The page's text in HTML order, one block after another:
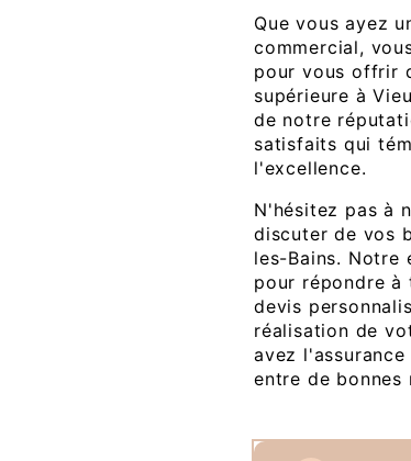
Que vous ayez
commercial,
pour vous offrir
supérieure à
de notre
satisfaits qui
l'excellence.
N'hésitez pas à
discuter de vos
les-Bains. Notre
pour répondre à
devis
réalisation de
avez
entre de bonnes